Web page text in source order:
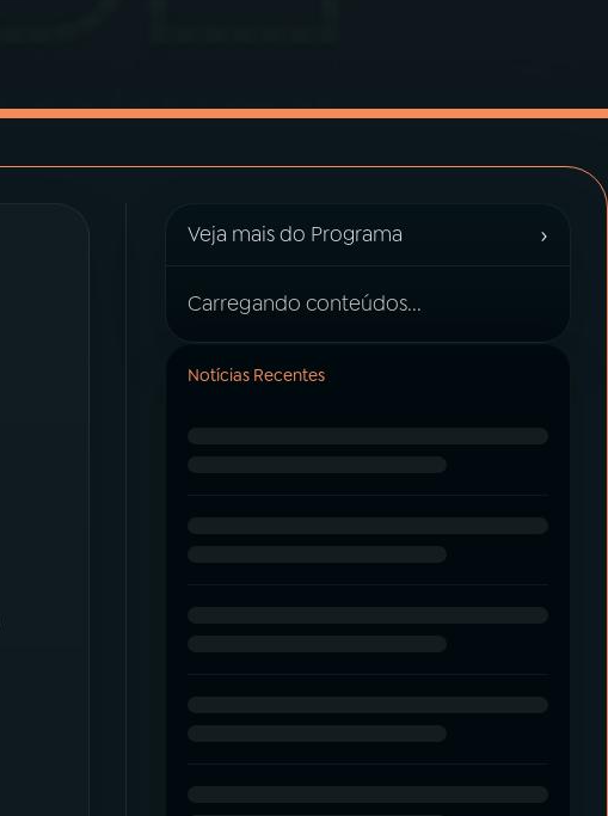
Veja mais do Programa ›
Carregando conteúdos...
Notícias Recentes